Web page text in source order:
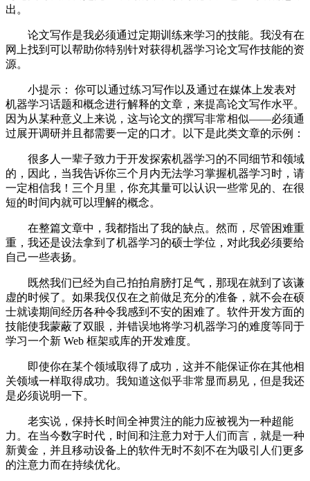
出。
论文写作是我必须通过定期训练来学习的技能。我没有在
网上找到可以帮助你特别针对获得机器学习论文写作技能的资
源。
小提示： 你可以通过练习写作以及通过在媒体上发表对
机器学习话题和概念进行解释的文章，来提高论文写作水平。
因为从某种意义上来说，这与论文的撰写非常相似——必须通
过展开调研并且都需要一定的口才。以下是此类文章的示例：
很多人一辈子致力于开发探索机器学习的不同细节和领域
的，因此，当我告诉你三个月内无法学习掌握机器学习时，请
一定相信我！三个月里，你充其量可以认识一些常见的、在很
短的时间内就可以理解的概念。
在整篇文章中，我都指出了我的缺点。然而，尽管困难重
重，我还是设法拿到了机器学习的硕士学位，对此我必须要给
自己一些表扬。
既然我们已经为自己拍拍肩膀打足气，那现在就到了该谦
虚的时候了。如果我仅仅在之前做足充分的准备，就不会在硕
士就读期间经历各种令我感到不安的困难了。软件开发方面的
技能使我蒙蔽了双眼，并错误地将学习机器学习的难度等同于
学习一个新 Web 框架或库的开发难度。
即使你在某个领域取得了成功，这并不能保证你在其他相
关领域一样取得成功。我知道这似乎非常显而易见，但是我还
是必须说明一下。
老实说，保持长时间全神贯注的能力应被视为一种超能
力。在当今数字时代，时间和注意力对于人们而言，就是一种
新黄金，并且移动设备上的软件无时不刻不在为吸引人们更多
的注意力而在持续优化。